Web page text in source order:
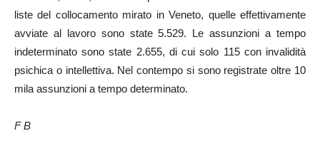
liste del collocamento mirato in Veneto, quelle effettivamente
avviate al lavoro sono state 5.529. Le assunzioni a tempo
indeterminato sono state 2.655, di cui solo 115 con invalidità
psichica o intellettiva. Nel contempo si sono registrate oltre 10
mila assunzioni a tempo determinato.
F B